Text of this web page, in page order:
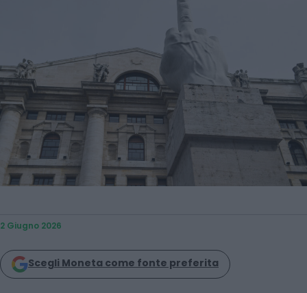
2 Giugno 2026
Scegli Moneta come fonte preferita